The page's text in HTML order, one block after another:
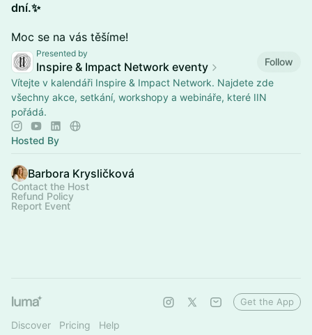
dní.✨
​Moc se na vás těšíme!
Presented by
Inspire & Impact Network eventy
Follow
Vítejte v kalendáři Inspire & Impact Network. Najdete zde
všechny akce, setkání, workshopy a webináře, které IIN
pořádá.
Hosted By
Barbora Krysličková
Contact the Host
Refund Policy
Report Event
Discover Pricing Help
Get the App